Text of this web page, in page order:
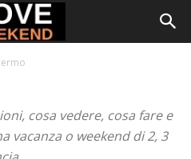
cosa vedere, cosa fare e
vacanza o weekend di 2, 3